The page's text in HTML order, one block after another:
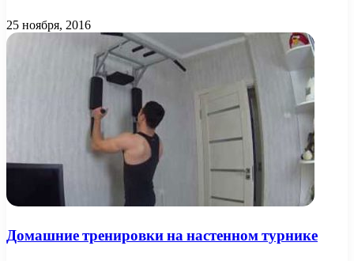
25 ноября, 2016
Домашние тренировки на настенном турнике